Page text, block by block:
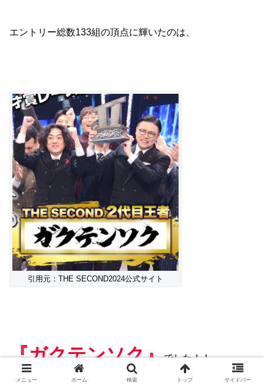
エントリー総数133組の頂点に輝いたのは、
引用元：THE SECOND2024公式サイト
『ガクテンソク』でした！！
メニュー ホーム 検索 トップ サイドバー